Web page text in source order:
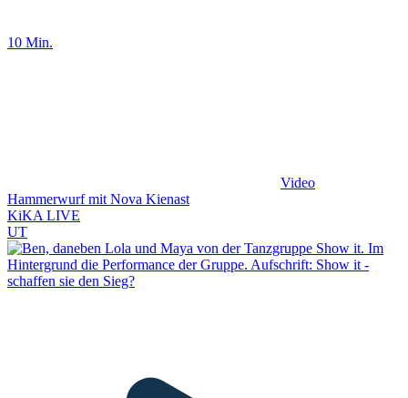
10 Min.
Video
Hammerwurf mit Nova Kienast
KiKA LIVE
UT